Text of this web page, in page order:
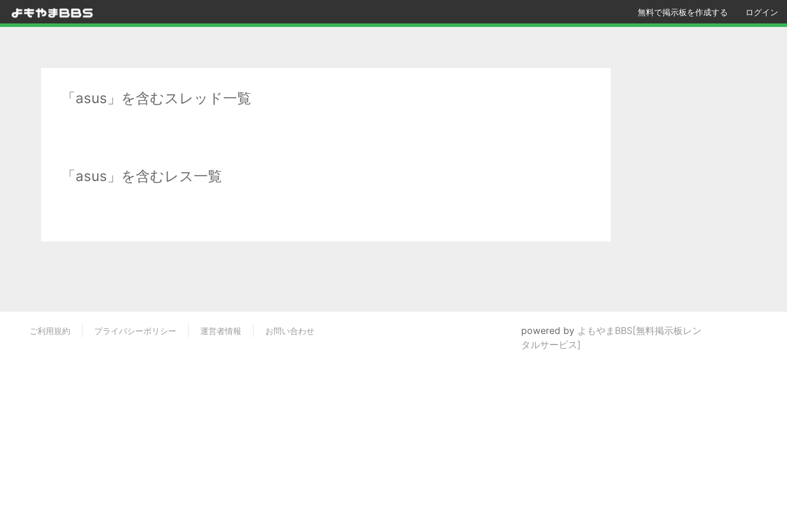
無料で掲示板を作成する ログイン
「asus」を含むスレッド一覧
「asus」を含むレス一覧
ご利用規約 プライバシーポリシー 運営者情報 お問い合わせ powered by よもやまBBS[無料掲示板レン
タルサービス]